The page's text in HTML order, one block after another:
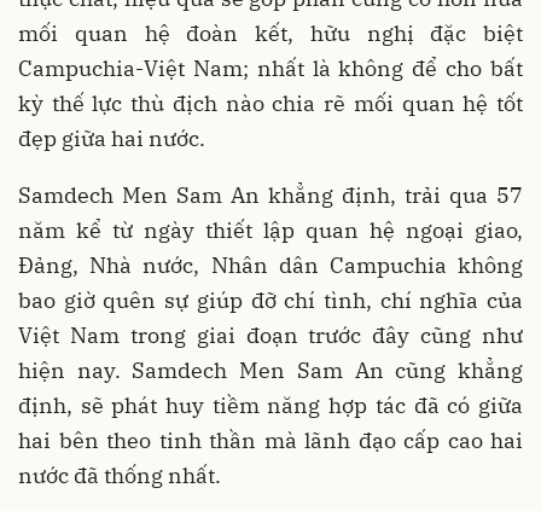
mối quan hệ đoàn kết, hữu nghị đặc biệt
Campuchia-Việt Nam; nhất là không để cho bất
kỳ thế lực thù địch nào chia rẽ mối quan hệ tốt
đẹp giữa hai nước.
Samdech Men Sam An khẳng định, trải qua 57
năm kể từ ngày thiết lập quan hệ ngoại giao,
Đảng, Nhà nước, Nhân dân Campuchia không
bao giờ quên sự giúp đỡ chí tình, chí nghĩa của
Việt Nam trong giai đoạn trước đây cũng như
hiện nay. Samdech Men Sam An cũng khẳng
định, sẽ phát huy tiềm năng hợp tác đã có giữa
hai bên theo tinh thần mà lãnh đạo cấp cao hai
nước đã thống nhất.